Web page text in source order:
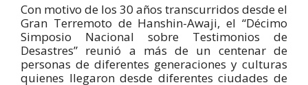
Con motivo de los 30 años transcurridos desde el
Gran Terremoto de Hanshin-Awaji, el “Décimo
Simposio Nacional sobre Testimonios de
Desastres” reunió a más de un centenar de
personas de diferentes generaciones y culturas
quienes llegaron desde diferentes ciudades de